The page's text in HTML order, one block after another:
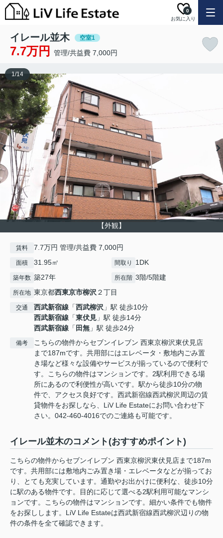
お気に入り
0
イレール並木 空室1
7.7万円 管理/共益費 7,000円
【外観】
1/14
賃料 7.7万円 管理/共益費 7,000円
面積 31.95㎡ 間取り 1DK
築年数 築27年 所在階 3階/5階建
所在地 東京都西東京市柳沢２丁目
交通 西武新宿線 「西武柳沢 」駅 徒歩10分
西武新宿線 「東伏見 」駅 徒歩14分
西武新宿線 「 田無 」駅 徒歩24分
備考
こちらの物件からセブンイレブン 西東京柳沢東伏見店
まで187mです。共用部にはエレベータ・敷地内ごみ置
き場など様々な設備やサービスが揃っているので便利で
す。こちらの物件はマンションです。2駅利用できる場
所にあるので利便性が高いです。駅から徒歩10分の物
件で、アクセス良好です。西武新宿線西武柳沢周辺の賃
貸物件をお探しなら、LiV Life Estateにお問い合わせ下
さい。042-460-4016でのご連絡も可能です。
イレール並木のコメント(おすすめポイント)
こちらの物件からセブンイレブン 西東京柳沢東伏見店まで187m
です。共用部には敷地内ごみ置き場・エレベータなどが揃ってお
り、とても充実しています。通勤やお出かけに便利な、徒歩10分
に駅のある物件です。目的に応じて選べる2駅利用可能なマンシ
ョンです。こちらの物件はマンションです。細かい条件でも物件
をお探しします。LiV Life Estateは西武新宿線西武柳沢辺りの物
件の条件を全て確認できます。